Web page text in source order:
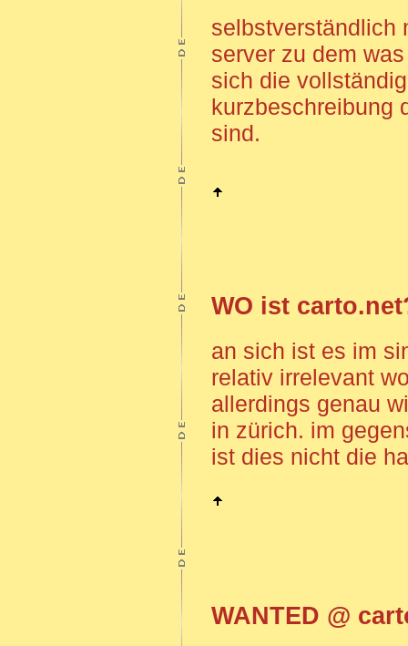
selbstverständlich
server zu dem
sich die
kurzbeschreibung
sind.
WO ist
an sich ist es im
relativ irrelevant
allerdings genau
in zürich. im
ist dies nicht die
WANTED @